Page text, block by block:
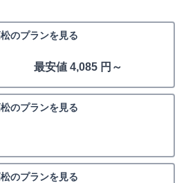
のプランを見る
最安値 4,085 円～
のプランを見る
のプランを見る